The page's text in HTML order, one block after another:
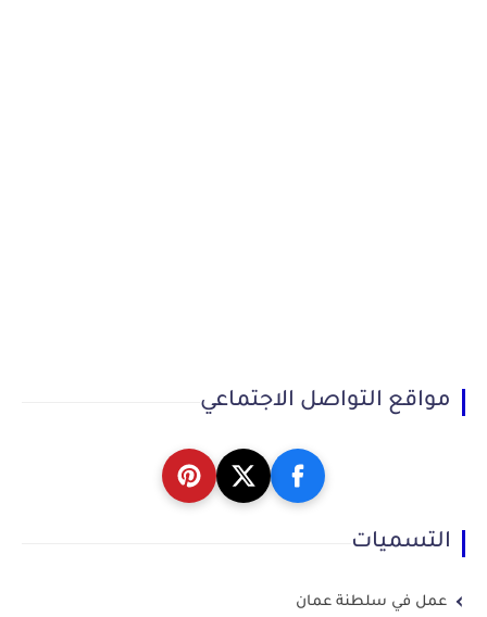
مواقع التواصل الاجتماعي
التسميات
عمل في سلطنة عمان